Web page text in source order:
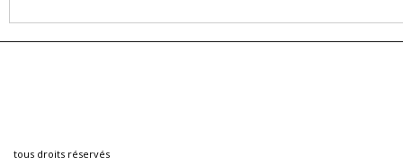
tous droits réservés